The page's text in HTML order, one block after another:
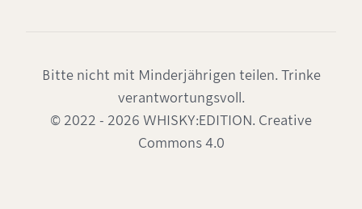
Bitte nicht mit Minderjährigen teilen. Trinke
verantwortungsvoll.
© 2022 - 2026 WHISKY:EDITION. Creative
Commons 4.0